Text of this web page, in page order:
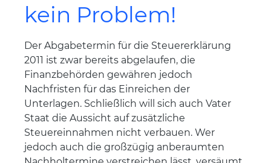
kein Problem!
Der Abgabetermin für die Steuererklärung
2011 ist zwar bereits abgelaufen, die
Finanzbehörden gewähren jedoch
Nachfristen für das Einreichen der
Unterlagen. Schließlich will sich auch Vater
Staat die Aussicht auf zusätzliche
Steuereinnahmen nicht verbauen. Wer
jedoch auch die großzügig anberaumten